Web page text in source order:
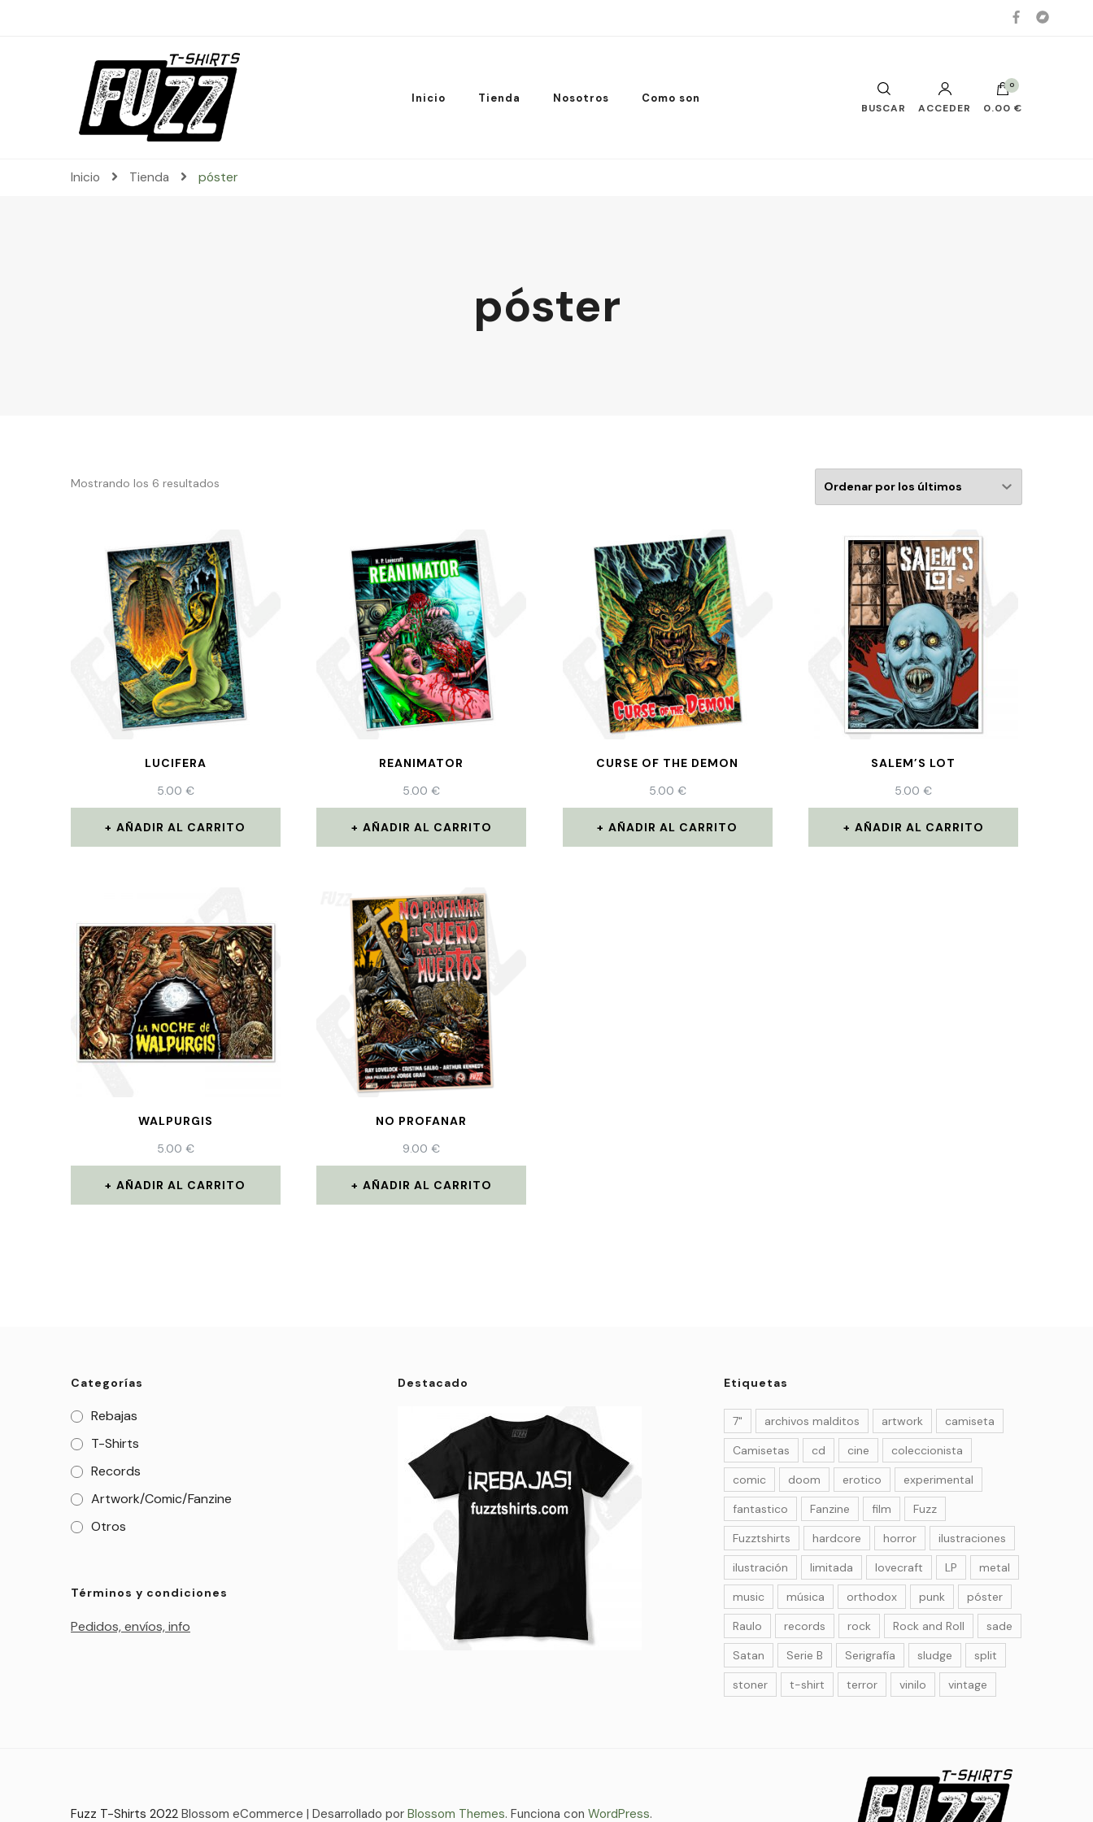
Inicio Tienda Nosotros Como son
BUSCAR ACCEDER
0
0.00 €
Inicio Tienda póster
póster
Mostrando los 6 resultados
LUCIFERA
5.00 €
AÑADIR AL CARRITO
REANIMATOR
5.00€
AÑADIR AL CARRITO
CURSE OF THE DEMON
5.00 €
AÑADIR AL CARRITO
SALEM’S LOT
5.00€
AÑADIR AL CARRITO
WALPURGIS
5.00 €
AÑADIR AL CARRITO
NO PROFANAR
9.00€
AÑADIR AL CARRITO
Categorías
Rebajas
T-Shirts
Records
Artwork/Comic/Fanzine
Otros
Términos y condiciones
Pedidos, envíos, info
Destacado Etiquetas
7" archivos malditos artwork
camiseta
Camisetas
cd cine
coleccionista
comic
doom erotico
experimental
fantastico
Fanzine film
Fuzz
Fuzztshirts
hardcore horror
ilustraciones
ilustración
limitada lovecraft LP
metal
music
música orthodox punk
póster
Raulo
records rock Rock and Roll
sade
Satan
Serie B Serigrafía sludge
split
stoner
t-shirt terror vinilo vintage
Fuzz T-Shirts 2022 Blossom eCommerce | Desarrollado por Blossom Themes. Funciona con WordPress.